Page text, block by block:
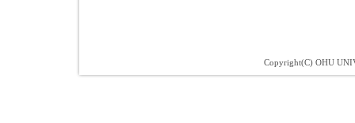
Copyright(C) OHU